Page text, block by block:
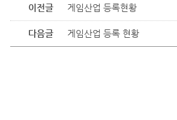
이전글 게임산업 등록현황
다음글 게임산업 등록 현황